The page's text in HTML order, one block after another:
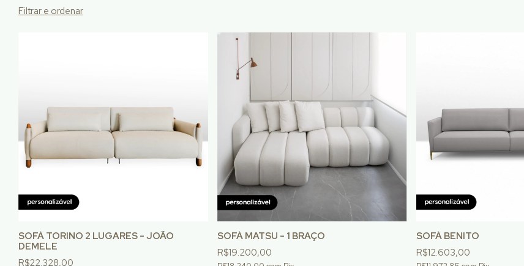
Filtrar e ordenar
SOFÁ TORINO 2 LUGARES - JOÃO
DEMELE
R$22.328,00
SOFÁ MATSU - 1 BRAÇO
R$19.200,00
SOFÁ BENITO
R$12.603,00